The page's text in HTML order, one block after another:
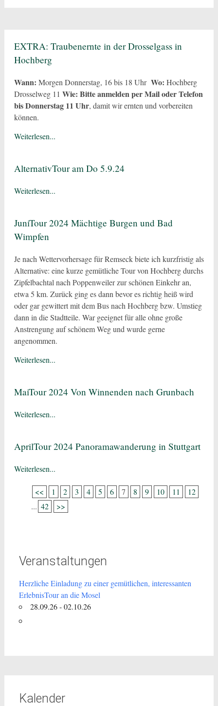
EXTRA: Traubenernte in der Drosselgass in
Hochberg
Wann: Morgen Donnerstag, 16 bis 18 Uhr Wo: Hochberg
Drosselweg 11 Wie: Bitte anmelden per Mail oder Telefon
bis Donnerstag 11 Uhr, damit wir ernten und vorbereiten
können.
Weiterlesen...
AlternativTour am Do 5.9.24
Weiterlesen...
JuniTour 2024 Mächtige Burgen und Bad
Wimpfen
Je nach Wettervorhersage für Remseck biete ich kurzfristig als
Alternative: eine kurze gemütliche Tour von Hochberg durchs
Zipfelbachtal nach Poppenweiler zur schönen Einkehr an,
etwa 5 km. Zurück ging es dann bevor es richtig heiß wird
oder gar gewittert mit dem Bus nach Hochberg bzw. Umstieg
dann in die Stadtteile. War geeignet für alle ohne große
Anstrengung auf schönem Weg und wurde gerne
angenommen.
Weiterlesen...
MaiTour 2024 Von Winnenden nach Grunbach
Weiterlesen...
AprilTour 2024 Panoramawanderung in Stuttgart
Weiterlesen...
<< 1 2 3 4 5 6 7 8 9 10 11
12
... 42 >>
Veranstaltungen
Herzliche Einladung zu einer gemütlichen, interessanten
ErlebnisTour an die Mosel
28.09.26 - 02.10.26
Kalender